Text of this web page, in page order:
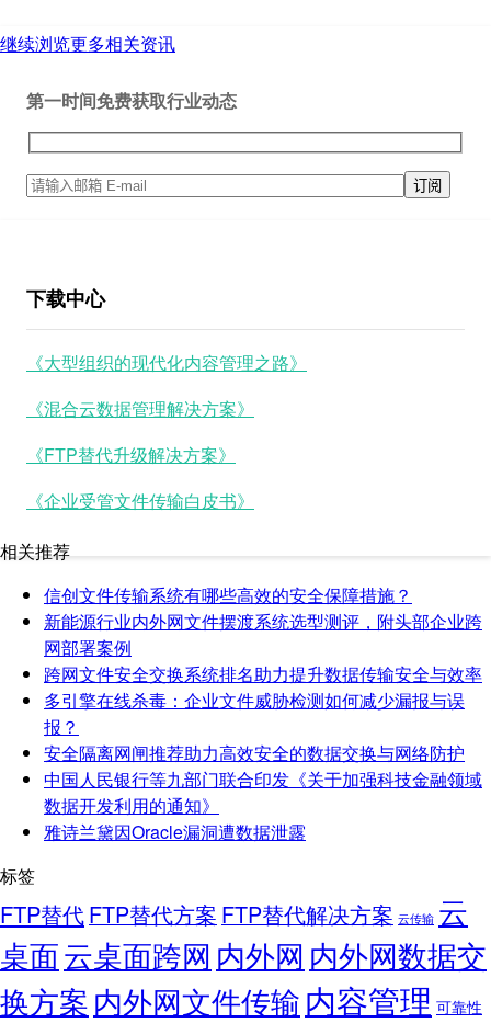
继续浏览更多相关资讯
第一时间免费获取行业动态
下载中心
《大型组织的现代化内容管理之路》
《混合云数据管理解决方案》
《FTP替代升级解决方案》
《企业受管文件传输白皮书》
相关推荐
信创文件传输系统有哪些高效的安全保障措施？
新能源行业内外网文件摆渡系统选型测评，附头部企业跨
网部署案例
跨网文件安全交换系统排名助力提升数据传输安全与效率
多引擎在线杀毒：企业文件威胁检测如何减少漏报与误
报？
安全隔离网闸推荐助力高效安全的数据交换与网络防护
中国人民银行等九部门联合印发《关于加强科技金融领域
数据开发利用的通知》
雅诗兰黛因Oracle漏洞遭数据泄露
标签
FTP替代FTP替代方案 FTP替代解决方案 云传输 云
桌面云桌面跨网 内外网 内外网数据交
换方案内外网文件传输内容管理 可靠性